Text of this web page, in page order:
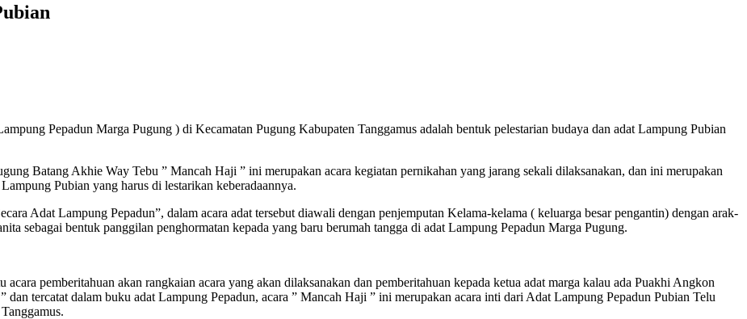
Pepadun Marga Pugung ) di Kecamatan Pugung Kabupaten Tanggamus adalah bentuk pelestarian budaya dan adat Lampung Pubian
Batang Akhie Way Tebu ” Mancah Haji ” ini merupakan acara kegiatan pernikahan yang jarang sekali dilaksanakan, dan ini merupakan
Pubian yang harus di lestarikan keberadaannya.
Adat Lampung Pepadun”, dalam acara adat tersebut diawali dengan penjemputan Kelama-kelama ( keluarga besar pengantin) dengan arak-
sebagai bentuk panggilan penghormatan kepada yang baru berumah tangga di adat Lampung Pepadun Marga Pugung.
pemberitahuan akan rangkaian acara yang akan dilaksanakan dan pemberitahuan kepada ketua adat marga kalau ada Puakhi Angkon
tercatat dalam buku adat Lampung Pepadun, acara ” Mancah Haji ” ini merupakan acara inti dari Adat Lampung Pepadun Pubian Telu